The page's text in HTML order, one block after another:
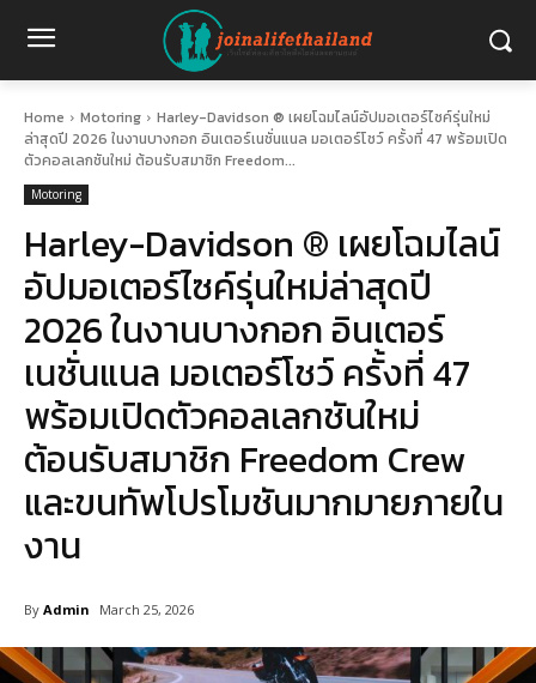
Home Motoring
Harley-Davidson ® เผยโฉมไลน์อัปมอเตอร์ไซค์รุ่นใหม่
ล่าสุดปี 2026 ในงานบางกอก อินเตอร์เนชั่นแนล มอเตอร์โชว์ ครั้งที่ 47 พร้อมเปิด
ตัวคอลเลกชันใหม่ ต้อนรับสมาชิก Freedom...
Motoring
Harley-Davidson ® เผยโฉมไลน์
อัปมอเตอร์ไซค์รุ่นใหม่ล่าสุดปี
2026 ในงานบางกอก อินเตอร์
เนชั่นแนล มอเตอร์โชว์ ครั้งที่ 47
พร้อมเปิดตัวคอลเลกชันใหม่
ต้อนรับสมาชิก Freedom Crew
และขนทัพโปรโมชันมากมายภายใน
งาน
By Admin March 25, 2026